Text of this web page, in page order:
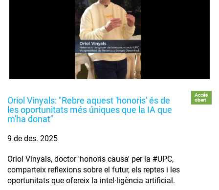
Oriol Vinyals: "Rebre aquest 'honoris' és de
les oportunitats més úniques que la IA que
m'ha donat"
Accés
obert
9 de des. 2025
Oriol Vinyals, doctor 'honoris causa' per la #UPC,
comparteix reflexions sobre el futur, els reptes i les
oportunitats que ofereix la intel·ligència artificial.